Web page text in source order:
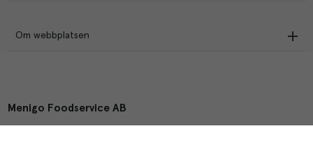
Om webbplatsen
Menigo Foodservice AB